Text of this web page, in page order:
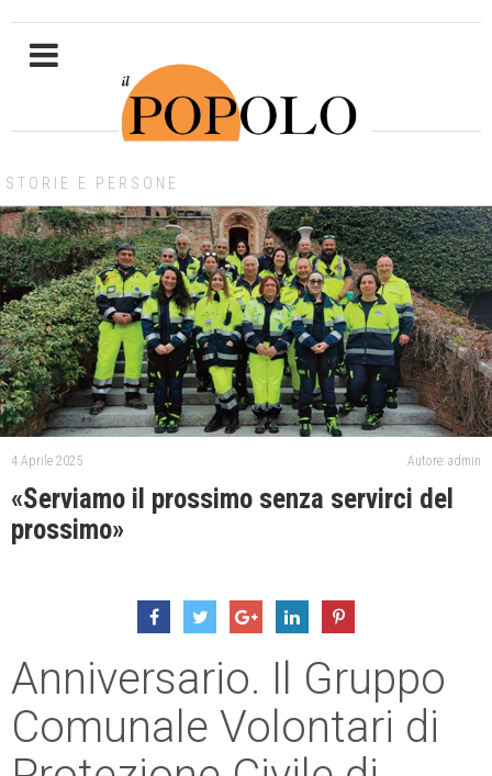
STORIE E PERSONE
4 Aprile 2025 Autore: admin
«Serviamo il prossimo senza servirci del
prossimo»
Anniversario. Il Gruppo
Comunale Volontari di